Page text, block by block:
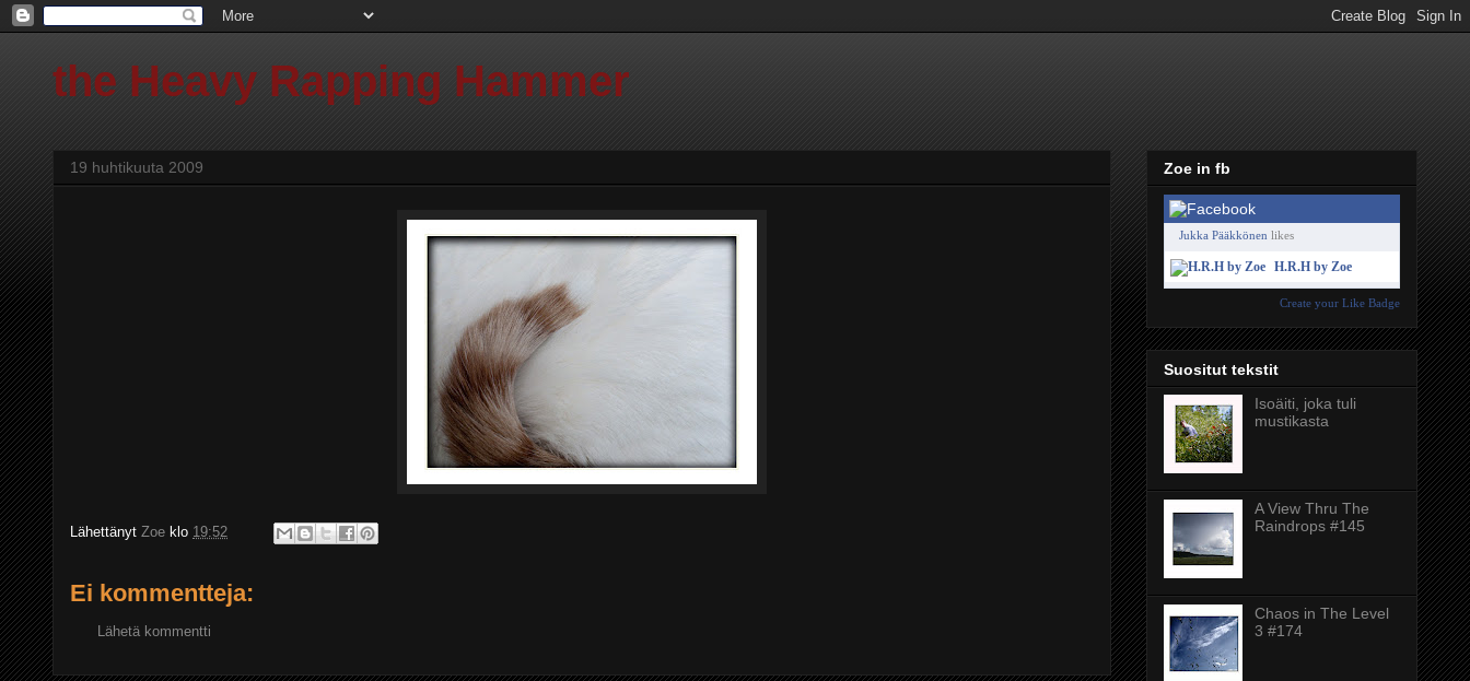
the Heavy Rapping Hammer
19 huhtikuuta 2009
Lähettänyt Zoe klo 19:52
Ei kommentteja:
Lähetä kommentti
Zoe in fb
Jukka Pääkkönen likes
H.R.H by Zoe
Create your Like Badge
Suositut tekstit
Isoäiti, joka tuli
mustikasta
A View Thru The
Raindrops #145
Chaos in The Level
3 #174